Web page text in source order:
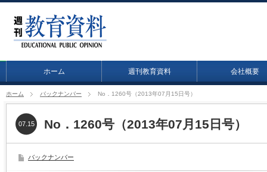
ホーム 週刊教育資料 会社概要
ホーム バックナンバー No．1260号（2013年07月15日号）
No．1260号（2013年07月15日号）
07.15
バックナンバー